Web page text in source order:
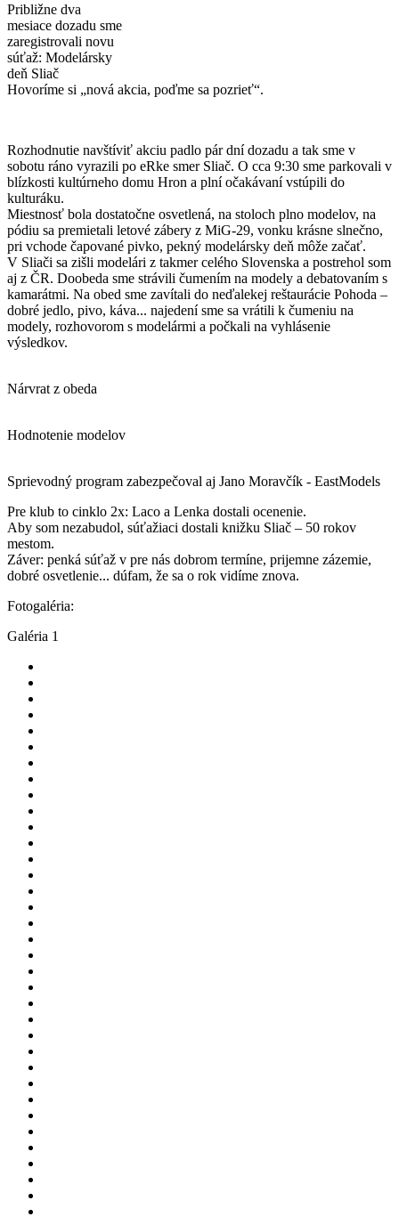
Približne dva
mesiace dozadu sme
zaregistrovali novu
súťaž: Modelársky
deň Sliač
Hovoríme si „nová akcia, poďme sa pozrieť“.
Rozhodnutie navštíviť akciu padlo pár dní dozadu a tak sme v
sobotu ráno vyrazili po eRke smer Sliač. O cca 9:30 sme parkovali v
blízkosti kultúrneho domu Hron a plní očakávaní vstúpili do
kulturáku.
Miestnosť bola dostatočne osvetlená, na stoloch plno modelov, na
pódiu sa premietali letové zábery z MiG-29, vonku krásne slnečno,
pri vchode čapované pivko, pekný modelársky deň môže začať.
V Sliači sa zišli modelári z takmer celého Slovenska a postrehol som
aj z ČR. Doobeda sme strávili čumením na modely a debatovaním s
kamarátmi. Na obed sme zavítali do neďalekej reštaurácie Pohoda –
dobré jedlo, pivo, káva... najedení sme sa vrátili k čumeniu na
modely, rozhovorom s modelármi a počkali na vyhlásenie
výsledkov.
Nárvrat z obeda
Hodnotenie modelov
Sprievodný program zabezpečoval aj Jano Moravčík - EastModels
Pre klub to cinklo 2x: Laco a Lenka dostali ocenenie.
Aby som nezabudol, súťažiaci dostali knižku Sliač – 50 rokov
mestom.
Záver: penká súťaž v pre nás dobrom termíne, prijemne zázemie,
dobré osvetlenie... dúfam, že sa o rok vidíme znova.
Fotogaléria:
Galéria 1